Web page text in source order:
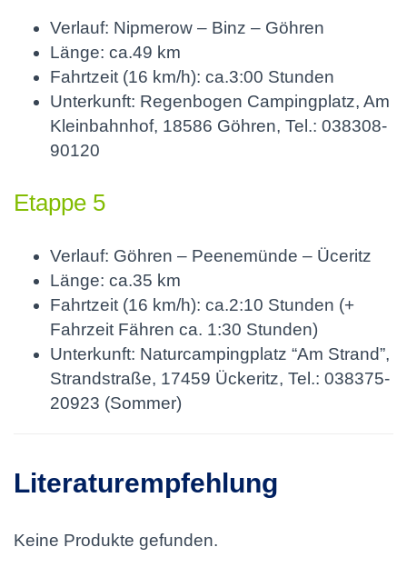
Verlauf: Nipmerow – Binz – Göhren
Länge: ca.49 km
Fahrtzeit (16 km/h): ca.3:00 Stunden
Unterkunft: Regenbogen Campingplatz, Am
Kleinbahnhof, 18586 Göhren, Tel.: 038308-
90120
Etappe 5
Verlauf: Göhren – Peenemünde – Üceritz
Länge: ca.35 km
Fahrtzeit (16 km/h): ca.2:10 Stunden (+
Fahrzeit Fähren ca. 1:30 Stunden)
Unterkunft: Naturcampingplatz “Am Strand”,
Strandstraße, 17459 Ückeritz, Tel.: 038375-
20923 (Sommer)
Literaturempfehlung
Keine Produkte gefunden.